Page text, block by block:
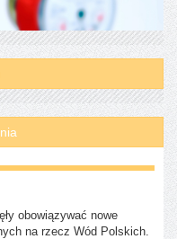
obowiązywać nowe
na rzecz Wód Polskich.